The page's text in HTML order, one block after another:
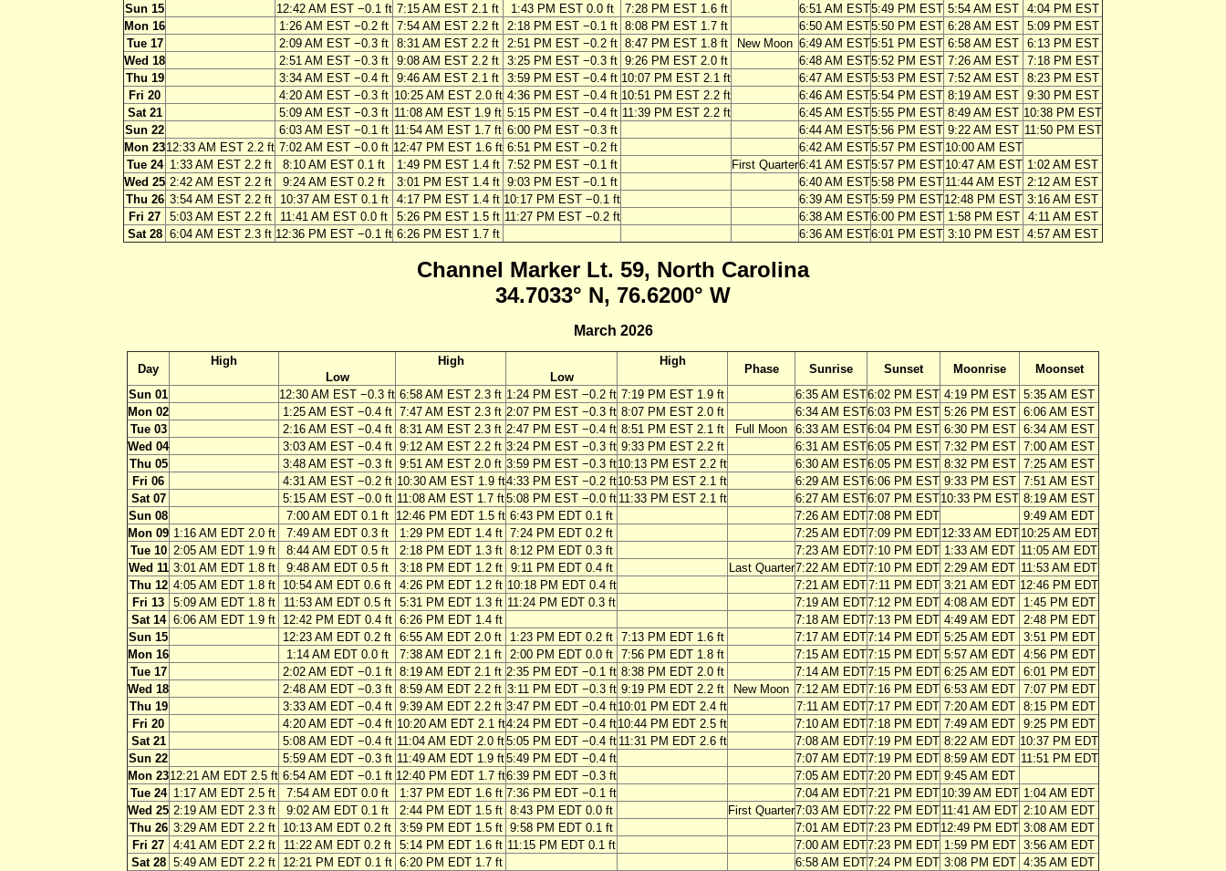
Sun 15
12:42 AM EST −0.1 ft 7:15 AM EST 2.1 ft 1:43 PM EST 0.0 ft 7:28 PM EST 1.6 ft 6:51 AM EST5:49 PM EST 5:54 AM EST 4:04 PM EST
Mon 16
1:26 AM EST −0.2 ft 7:54 AM EST 2.2 ft 2:18 PM EST −0.1 ft 8:08 PM EST 1.7 ft 6:50 AM EST5:50 PM EST 6:28 AM EST 5:09 PM EST
Tue 17
2:09 AM EST −0.3 ft 8:31 AM EST 2.2 ft 2:51 PM EST −0.2 ft 8:47 PM EST 1.8 ft New Moon 6:49 AM EST5:51 PM EST 6:58 AM EST 6:13 PM EST
Wed 18
2:51 AM EST −0.3 ft 9:08 AM EST 2.2 ft 3:25 PM EST −0.3 ft 9:26 PM EST 2.0 ft 6:48 AM EST5:52 PM EST 7:26 AM EST 7:18 PM EST
Thu 19
3:34 AM EST −0.4 ft 9:46 AM EST 2.1 ft 3:59 PM EST −0.4 ft 10:07 PM EST 2.1 ft 6:47 AM EST5:53 PM EST 7:52 AM EST 8:23 PM EST
Fri 20
4:20 AM EST −0.3 ft 10:25 AM EST 2.0 ft 4:36 PM EST −0.4 ft 10:51 PM EST 2.2 ft 6:46 AM EST5:54 PM EST 8:19 AM EST 9:30 PM EST
Sat 21
5:09 AM EST −0.3 ft 11:08 AM EST 1.9 ft 5:15 PM EST −0.4 ft 11:39 PM EST 2.2 ft 6:45 AM EST5:55 PM EST 8:49 AM EST 10:38 PM EST
Sun 22
6:03 AM EST −0.1 ft 11:54 AM EST 1.7 ft 6:00 PM EST −0.3 ft 6:44 AM EST5:56 PM EST 9:22 AM EST 11:50 PM EST
Mon 2312:33 AM EST 2.2 ft 7:02 AM EST −0.0 ft 12:47 PM EST 1.6 ft 6:51 PM EST −0.2 ft 6:42 AM EST5:57 PM EST 10:00 AM EST
Tue 24 1:33 AM EST 2.2 ft 8:10 AM EST 0.1 ft 1:49 PM EST 1.4 ft 7:52 PM EST −0.1 ft First Quarter6:41 AM EST5:57 PM EST 10:47 AM EST 1:02 AM EST
Wed 25 2:42 AM EST 2.2 ft 9:24 AM EST 0.2 ft 3:01 PM EST 1.4 ft 9:03 PM EST −0.1 ft 6:40 AM EST5:58 PM EST 11:44 AM EST 2:12 AM EST
Thu 26 3:54 AM EST 2.2 ft 10:37 AM EST 0.1 ft 4:17 PM EST 1.4 ft 10:17 PM EST −0.1 ft 6:39 AM EST5:59 PM EST12:48 PM EST 3:16 AM EST
Fri 27
5:03 AM EST 2.2 ft 11:41 AM EST 0.0 ft 5:26 PM EST 1.5 ft 11:27 PM EST −0.2 ft 6:38 AM EST6:00 PM EST 1:58 PM EST
4:11 AM EST
Sat 28 6:04 AM EST 2.3 ft 12:36 PM EST −0.1 ft 6:26 PM EST 1.7 ft 6:36 AM EST6:01 PM EST 3:10 PM EST 4:57 AM EST
Channel Marker Lt. 59, North Carolina
34.7033° N, 76.6200° W
March 2026
Day
High
Low
High
Low
High
Phase Sunrise Sunset Moonrise
Moonset
Sun 01
12:30 AM EST −0.3 ft 6:58 AM EST 2.3 ft 1:24 PM EST −0.2 ft 7:19 PM EST 1.9 ft 6:35 AM EST6:02 PM EST 4:19 PM EST 5:35 AM EST
Mon 02
1:25 AM EST −0.4 ft 7:47 AM EST 2.3 ft 2:07 PM EST −0.3 ft 8:07 PM EST 2.0 ft 6:34 AM EST6:03 PM EST 5:26 PM EST 6:06 AM EST
Tue 03
2:16 AM EST −0.4 ft 8:31 AM EST 2.3 ft 2:47 PM EST −0.4 ft 8:51 PM EST 2.1 ft Full Moon 6:33 AM EST6:04 PM EST 6:30 PM EST 6:34 AM EST
Wed 04
3:03 AM EST −0.4 ft 9:12 AM EST 2.2 ft 3:24 PM EST −0.3 ft 9:33 PM EST 2.2 ft 6:31 AM EST6:05 PM EST 7:32 PM EST 7:00 AM EST
Thu 05
3:48 AM EST −0.3 ft 9:51 AM EST 2.0 ft 3:59 PM EST −0.3 ft10:13 PM EST 2.2 ft 6:30 AM EST6:05 PM EST 8:32 PM EST 7:25 AM EST
Fri 06
4:31 AM EST −0.2 ft 10:30 AM EST 1.9 ft4:33 PM EST −0.2 ft10:53 PM EST 2.1 ft 6:29 AM EST6:06 PM EST 9:33 PM EST 7:51 AM EST
Sat 07
5:15 AM EST −0.0 ft 11:08 AM EST 1.7 ft5:08 PM EST −0.0 ft 11:33 PM EST 2.1 ft 6:27 AM EST6:07 PM EST10:33 PM EST 8:19 AM EST
Sun 08
7:00 AM EDT 0.1 ft 12:46 PM EDT 1.5 ft 6:43 PM EDT 0.1 ft 7:26 AM EDT7:08 PM EDT
9:49 AM EDT
Mon 09 1:16 AM EDT 2.0 ft 7:49 AM EDT 0.3 ft 1:29 PM EDT 1.4 ft 7:24 PM EDT 0.2 ft 7:25 AM EDT7:09 PM EDT 12:33 AM EDT 10:25 AM EDT
Tue 10 2:05 AM EDT 1.9 ft 8:44 AM EDT 0.5 ft 2:18 PM EDT 1.3 ft 8:12 PM EDT 0.3 ft 7:23 AM EDT7:10 PM EDT 1:33 AM EDT 11:05 AM EDT
Wed 11 3:01 AM EDT 1.8 ft 9:48 AM EDT 0.5 ft 3:18 PM EDT 1.2 ft 9:11 PM EDT 0.4 ft Last Quarter7:22 AM EDT7:10 PM EDT 2:29 AM EDT 11:53 AM EDT
Thu 12 4:05 AM EDT 1.8 ft 10:54 AM EDT 0.6 ft 4:26 PM EDT 1.2 ft 10:18 PM EDT 0.4 ft 7:21 AM EDT7:11 PM EDT 3:21 AM EDT 12:46 PM EDT
Fri 13
5:09 AM EDT 1.8 ft 11:53 AM EDT 0.5 ft 5:31 PM EDT 1.3 ft 11:24 PM EDT 0.3 ft 7:19 AM EDT7:12 PM EDT 4:08 AM EDT
1:45 PM EDT
Sat 14 6:06 AM EDT 1.9 ft 12:42 PM EDT 0.4 ft 6:26 PM EDT 1.4 ft 7:18 AM EDT7:13 PM EDT 4:49 AM EDT 2:48 PM EDT
Sun 15
12:23 AM EDT 0.2 ft 6:55 AM EDT 2.0 ft 1:23 PM EDT 0.2 ft 7:13 PM EDT 1.6 ft 7:17 AM EDT7:14 PM EDT 5:25 AM EDT 3:51 PM EDT
Mon 16
1:14 AM EDT 0.0 ft 7:38 AM EDT 2.1 ft 2:00 PM EDT 0.0 ft 7:56 PM EDT 1.8 ft 7:15 AM EDT7:15 PM EDT 5:57 AM EDT 4:56 PM EDT
Tue 17
2:02 AM EDT −0.1 ft 8:19 AM EDT 2.1 ft 2:35 PM EDT −0.1 ft 8:38 PM EDT 2.0 ft 7:14 AM EDT7:15 PM EDT 6:25 AM EDT 6:01 PM EDT
Wed 18
2:48 AM EDT −0.3 ft 8:59 AM EDT 2.2 ft 3:11 PM EDT −0.3 ft 9:19 PM EDT 2.2 ft New Moon 7:12 AM EDT7:16 PM EDT 6:53 AM EDT 7:07 PM EDT
Thu 19
3:33 AM EDT −0.4 ft 9:39 AM EDT 2.2 ft 3:47 PM EDT −0.4 ft10:01 PM EDT 2.4 ft 7:11 AM EDT7:17 PM EDT 7:20 AM EDT 8:15 PM EDT
Fri 20
4:20 AM EDT −0.4 ft 10:20 AM EDT 2.1 ft4:24 PM EDT −0.4 ft10:44 PM EDT 2.5 ft 7:10 AM EDT7:18 PM EDT 7:49 AM EDT 9:25 PM EDT
Sat 21
5:08 AM EDT −0.4 ft 11:04 AM EDT 2.0 ft5:05 PM EDT −0.4 ft 11:31 PM EDT 2.6 ft 7:08 AM EDT7:19 PM EDT 8:22 AM EDT 10:37 PM EDT
Sun 22
5:59 AM EDT −0.3 ft 11:49 AM EDT 1.9 ft5:49 PM EDT −0.4 ft 7:07 AM EDT7:19 PM EDT 8:59 AM EDT 11:51 PM EDT
Mon 2312:21 AM EDT 2.5 ft 6:54 AM EDT −0.1 ft 12:40 PM EDT 1.7 ft6:39 PM EDT −0.3 ft 7:05 AM EDT7:20 PM EDT 9:45 AM EDT
Tue 24 1:17 AM EDT 2.5 ft 7:54 AM EDT 0.0 ft 1:37 PM EDT 1.6 ft 7:36 PM EDT −0.1 ft 7:04 AM EDT7:21 PM EDT 10:39 AM EDT 1:04 AM EDT
Wed 25 2:19 AM EDT 2.3 ft 9:02 AM EDT 0.1 ft 2:44 PM EDT 1.5 ft 8:43 PM EDT 0.0 ft First Quarter7:03 AM EDT7:22 PM EDT 11:41 AM EDT 2:10 AM EDT
Thu 26 3:29 AM EDT 2.2 ft 10:13 AM EDT 0.2 ft 3:59 PM EDT 1.5 ft 9:58 PM EDT 0.1 ft 7:01 AM EDT7:23 PM EDT12:49 PM EDT 3:08 AM EDT
Fri 27
4:41 AM EDT 2.2 ft 11:22 AM EDT 0.2 ft 5:14 PM EDT 1.6 ft 11:15 PM EDT 0.1 ft 7:00 AM EDT7:23 PM EDT 1:59 PM EDT 3:56 AM EDT
Sat 28 5:49 AM EDT 2.2 ft 12:21 PM EDT 0.1 ft 6:20 PM EDT 1.7 ft 6:58 AM EDT7:24 PM EDT 3:08 PM EDT 4:35 AM EDT